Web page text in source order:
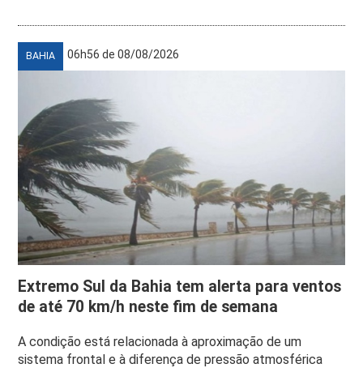
BAHIA 06h56 de 08/08/2026
Extremo Sul da Bahia tem alerta para ventos
de até 70 km/h neste fim de semana
A condição está relacionada à aproximação de um
sistema frontal e à diferença de pressão atmosférica